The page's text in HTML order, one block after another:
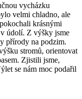
vycházku
velmi chladno, ale
krásnými
údolí. Z výšky jsme
přírody na podzim.
stromů, orientovat
Zjistili jsme,
se nám moc podařil